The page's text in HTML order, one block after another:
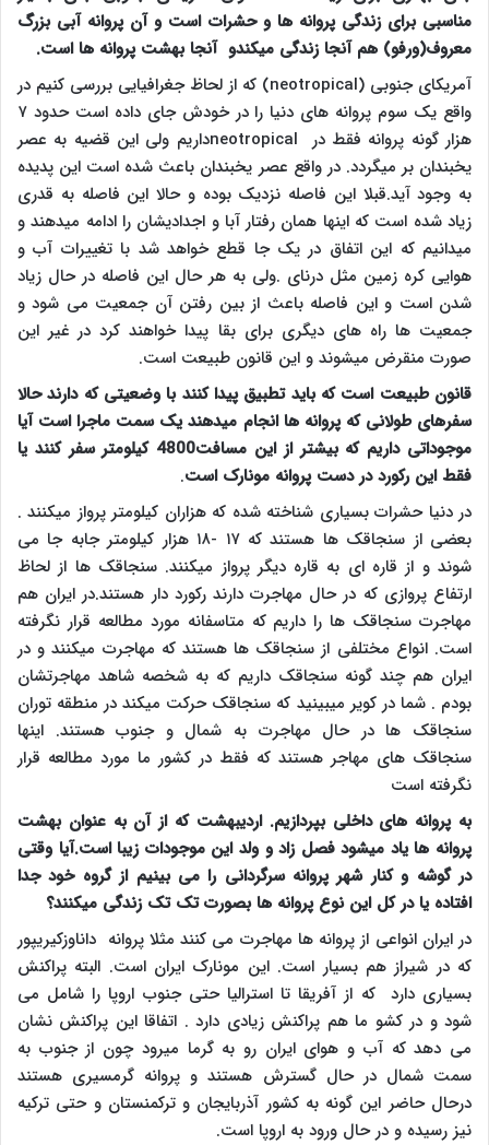
مناسبی برای زندگی پروانه ها و حشرات است و آن پروانه آبی بزرگ
معروف(ورفو) هم آنجا زندگی میکندو آنجا بهشت پروانه ها است.
آمریکای جنوبی (neotropical) که از لحاظ جغرافیایی بررسی کنیم در
واقع یک سوم پروانه های دنیا را در خودش جای داده است حدود ۷
هزار گونه پروانه فقط در
neotropicalداریم ولی این قضیه به عصر
یخبندان بر میگردد. در واقع عصر یخبندان باعث شده است این پدیده
به وجود آید.قبلا این فاصله نزدیک بوده و حالا این فاصله به قدری
زیاد شده است که اینها همان رفتار آبا و اجدادیشان را ادامه میدهند و
میدانیم که این اتفاق در یک جا قطع خواهد شد با تغییرات آب و
هوایی کره زمین مثل درنای .ولی به هر حال این فاصله در حال زیاد
شدن است و این فاصله باعث از بین رفتن آن جمعیت می شود و
جمعیت ها راه های دیگری برای بقا پیدا خواهند کرد در غیر این
صورت منقرض میشوند و این قانون طبیعت است.
قانون طبیعت است که باید تطبیق پیدا کنند با وضعیتی که دارند حالا
سفرهای طولانی که پروانه ها انجام میدهند یک سمت ماجرا است آیا
موجوداتی داریم که بیشتر از این مسافت4800 کیلومتر سفر کنند یا
فقط این رکورد در دست پروانه مونارک است.
در دنیا حشرات بسیاری شناخته شده که هزاران کیلومتر پرواز میکنند .
بعضی از سنجاقک ها هستند که ۱۷ -۱۸ هزار کیلومتر جابه جا می
شوند و از قاره ای به قاره دیگر پرواز میکنند. سنجاقک ها از لحاظ
ارتفاع پروازی که در حال مهاجرت دارند رکورد دار هستند.در ایران هم
مهاجرت سنجاقک ها را داریم که متاسفانه مورد مطالعه قرار نگرفته
است. انواع مختلفی از سنجاقک ها هستند که مهاجرت میکنند و در
ایران هم چند گونه سنجاقک داریم که به شخصه شاهد مهاجرتشان
بودم . شما در کویر میبینید که سنجاقک حرکت میکند در منطقه توران
سنجاقک ها در حال مهاجرت به شمال و جنوب هستند. اینها
سنجاقک های مهاجر هستند که فقط در کشور ما مورد مطالعه قرار
نگرفته است
به پروانه های داخلی بپردازیم. اردیبهشت که از آن به عنوان بهشت
پروانه ها یاد میشود فصل زاد و ولد این موجودات زیبا است.آیا وقتی
در گوشه و کنار شهرپروانه سرگردانی را می بینیم از گروه خود جدا
افتاده یا در کل این نوع پروانه ها بصورت تک تک زندگی میکنند؟
در ایران انواعی از پروانه ها مهاجرت می کنند مثلا پروانه داناوزکیریپور
که در شیراز هم بسیار است. این مونارک ایران است. البته پراکنش
بسیاری دارد که از آفریقا تا استرالیا حتی جنوب اروپا را شامل می
شود و در کشو ما هم پراکنش زیادی دارد . اتفاقا این پراکنش نشان
می دهد که آب و هوای ایران رو به گرما میرود چون از جنوب به
سمت شمال در حال گسترش هستند و پروانه گرمسیری هستند
درحال حاضر این گونه به کشور آذربایجان و ترکمنستان و حتی ترکیه
نیز رسیده و در حال ورود به اروپا است.